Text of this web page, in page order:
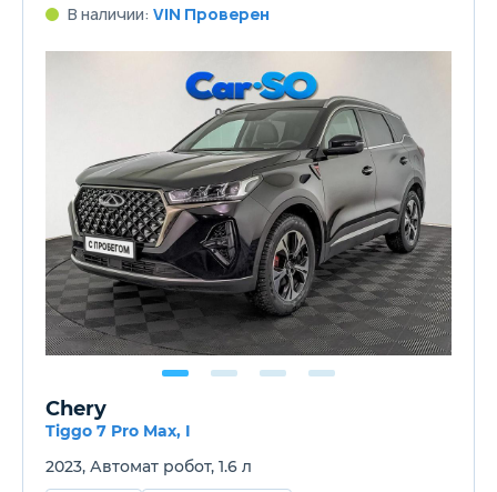
В наличии: VIN Проверен
Chery
Tiggo 7 Pro Max, I
2023, Автомат робот, 1.6 л